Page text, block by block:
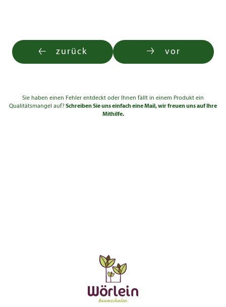
zurück vor
Sie haben einen Fehler entdeckt oder Ihnen fällt in einem Produkt ein
Qualitätsmangel auf?Schreiben Sie uns einfach eine Mail, wir freuen uns auf Ihre
Mithilfe.